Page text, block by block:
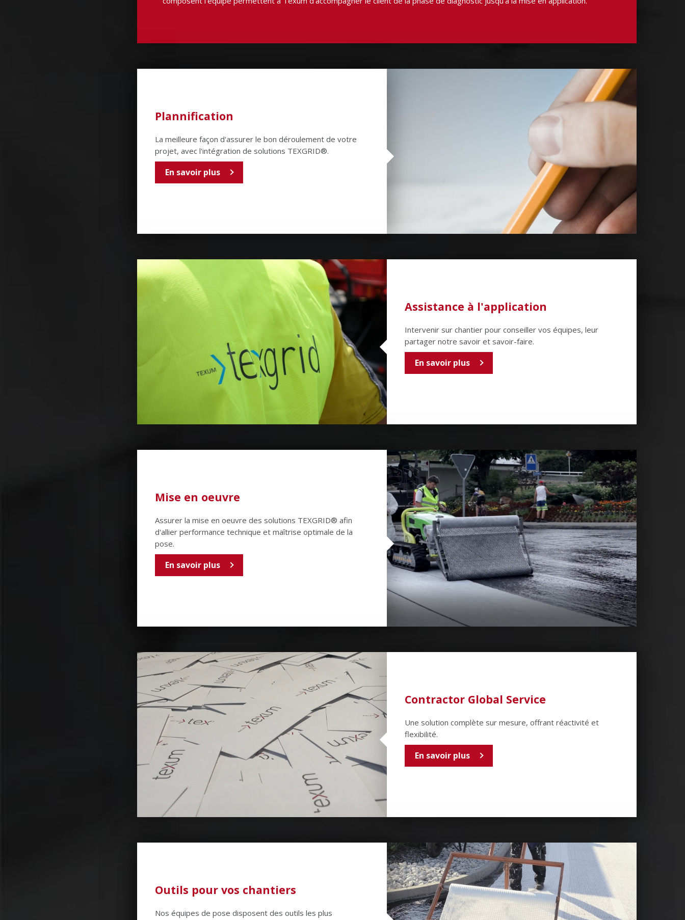
Plannification
La meilleure façon d'assurer le bon déroulement de votre
projet, avec l'intégration de solutions TEXGRID®.
En savoir plus
Assistance à l'application
Intervenir sur chantier pour conseiller vos équipes, leur
partager notre savoir et savoir-faire.
En savoir plus
Mise en oeuvre
Assurer la mise en oeuvre des solutions TEXGRID® afin
d'allier performance technique et maîtrise optimale de la
pose.
En savoir plus
Contractor Global Service
Une solution complète sur mesure, offrant réactivité et
flexibilité.
En savoir plus
Outils pour vos chantiers
Nos équipes de pose disposent des outils les plus